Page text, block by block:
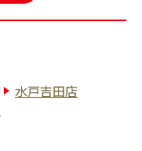
水戸吉田店